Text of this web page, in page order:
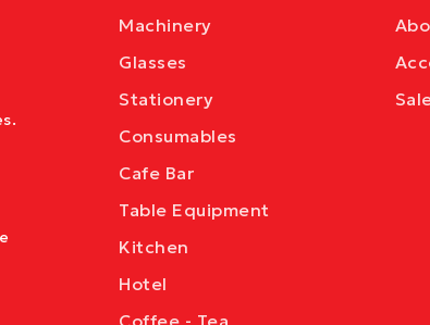
Machinery
Glasses
Stationery
Consumables
Cafe Bar
Table Equipment
Kitchen
Hotel
Coffee - Tea